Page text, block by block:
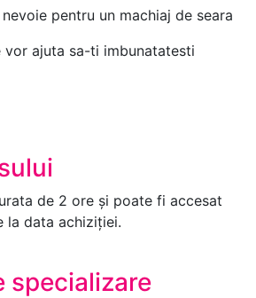
pentru un machiaj de seara
ajuta sa-ti imbunatatesti
de 2 ore și poate fi accesat
la data achiziției.
specializare